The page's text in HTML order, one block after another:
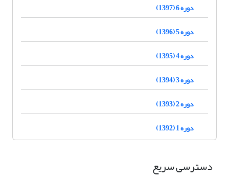
دوره 6 (1397)
دوره 5 (1396)
دوره 4 (1395)
دوره 3 (1394)
دوره 2 (1393)
دوره 1 (1392)
دسترسی سریع